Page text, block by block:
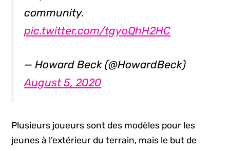
community.
pic.twitter.com/tgyoQhH2HC
— Howard Beck (@HowardBeck)
August 5, 2020
Plusieurs joueurs sont des modèles pour les
jeunes à l’extérieur du terrain, mais le but de